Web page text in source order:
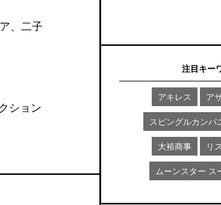
、二子
ション
注目キー
アキレス ア
スピングルカンパ
大裕商事 リ
ムーンスター ス